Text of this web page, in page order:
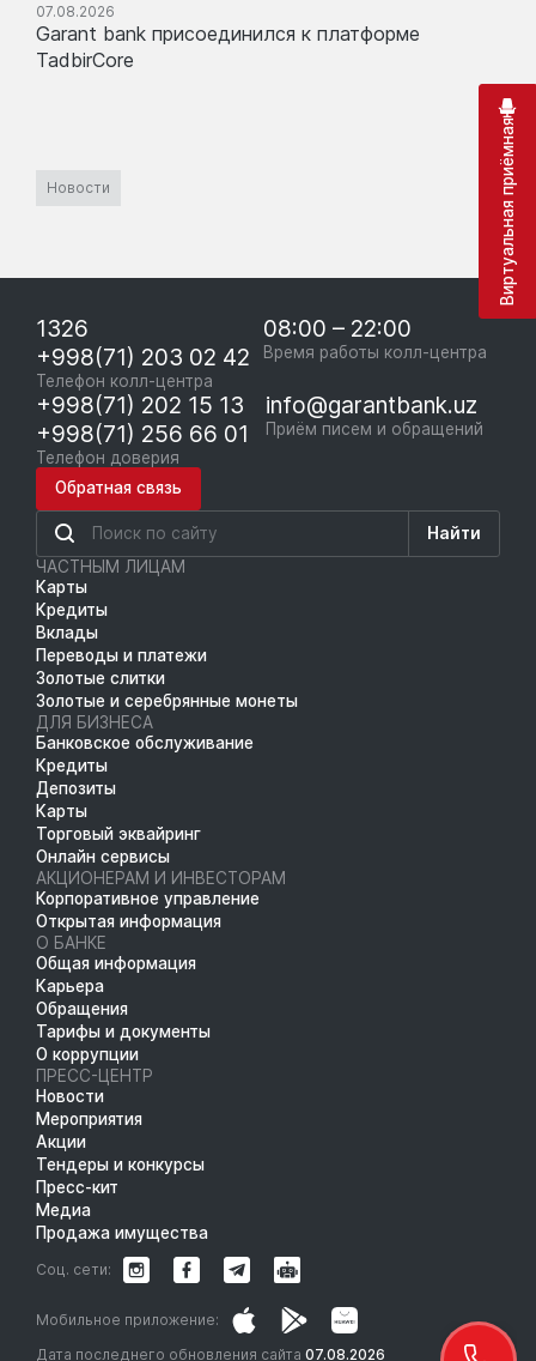
07.08.2026
Garant bank присоединился к платформе
TadbirCore
Новости
1326
+998(71) 203 02 42
Телефон колл-центра
08:00 – 22:00
Время работы колл-центра
+998(71) 202 15 13
+998(71) 256 66 01
Телефон доверия
info@garantbank.uz
Приём писем и обращений
Обратная связь
Найти
ЧАСТНЫМ ЛИЦАМ
Карты
Кредиты
Вклады
Переводы и платежи
Золотые слитки
Золотые и серебрянные монеты
ДЛЯ БИЗНЕСА
Банковское обслуживание
Кредиты
Депозиты
Карты
Торговый эквайринг
Онлайн сервисы
АКЦИОНЕРАМ И ИНВЕСТОРАМ
Корпоративное управление
Открытая информация
О БАНКЕ
Общая информация
Карьера
Обращения
Тарифы и документы
О коррупции
ПРЕСС-ЦЕНТР
Новости
Мероприятия
Акции
Тендеры и конкурсы
Пресс-кит
Медиа
Продажа имущества
Дата последнего обновления сайта 07.08.2026
Мобильное приложение:
Соц. сети:
Виртуальная приёмная